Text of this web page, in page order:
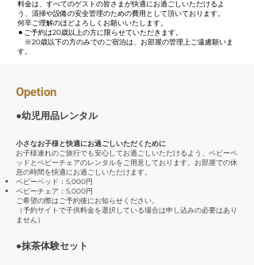
料金は、すべてのゲストの皆さまが快適にお過ごしいただけるよ
う、清掃や設備の安全管理のための費用として頂いております。
何卒ご理解のほどよろしくお願いいたします。
⚫︎ご予約は20歳以上の方に限らせていただきます。
※20歳以下の方のみでのご宿泊は、お部屋の管理上ご遠慮願いま
す。
Opetion
​●幼児用品レンタル
小さなお子様と快適にお過ごしいただくために
お子様連れのご旅行でも安心してお過ごしいただけるよう、ベビーベ
ッドとベビーチェアのレンタルをご用意しております。お部屋での休
息の時間を快適にお過ごしいただけます。
ベビーベッド：5,000円
ベビーチェア：5,000円
ご希望の際はご予約後にお知らせください。
（予約サイトで子供料金を選択している場合は申し込みの必要はあり
ません）
​●抹茶体験セット